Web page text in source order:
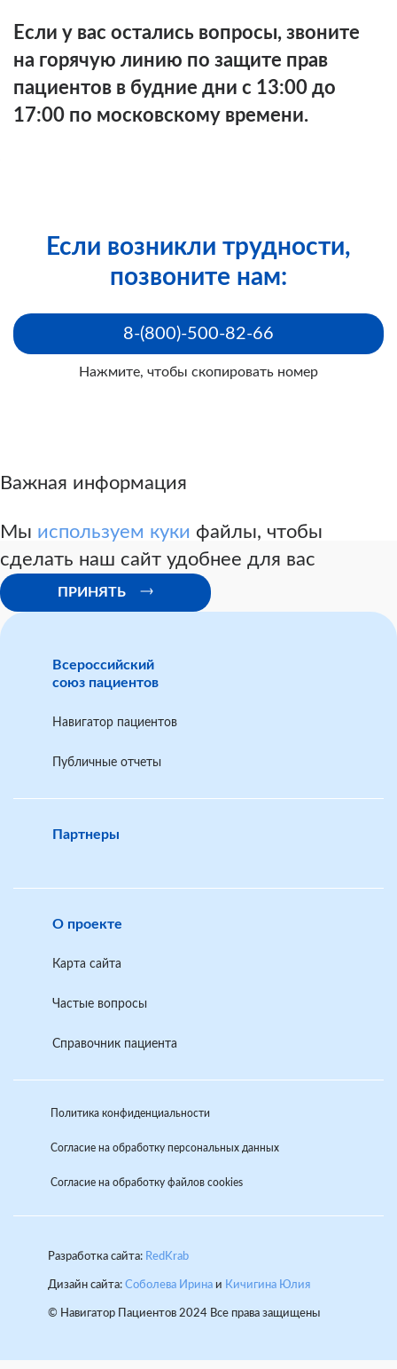
ОБСЛЕДОВАНИЕ НЕ ЯВЛЯЕТСЯ
НАРУШЕНИЕМ ПРАВА ПАЦИЕНТА.
Правил
признания лица инвалидом
Шаблон заявления по обжалованию решения
первичного бюро МСЭ
главное бюро (материал сайта invalidnost.
главного бюро (материал сайта invalidnost.com)
Шаблон заявления по обжалованию решения
(материал сайта invalidnost.com)
Если у вас остались вопросы, звоните
на горячую линию по защите прав
пациентов в будние дни с 13:00 до
17:00 по московскому времени.
Если возникли трудности,
позвоните нам:
8-(800)-500-82-66
Нажмите, чтобы скопировать номер
Важная информация
Мы используем куки файлы, чтобы
сделать наш сайт удобнее для вас
ПРИНЯТЬ
Всероссийский
союз пациентов
Навигатор пациентов
Публичные отчеты
Партнеры
О проекте
Карта сайта
Частые вопросы
Справочник пациента
Разработка сайта: RedKrab
Дизайн сайта: Соболева Ирина и Кичигина Юлия
© Навигатор Пациентов 2024 Все права защищены
Политика конфиденциальности
Согласие на обработку персональных данных
Согласие на обработку файлов cookies